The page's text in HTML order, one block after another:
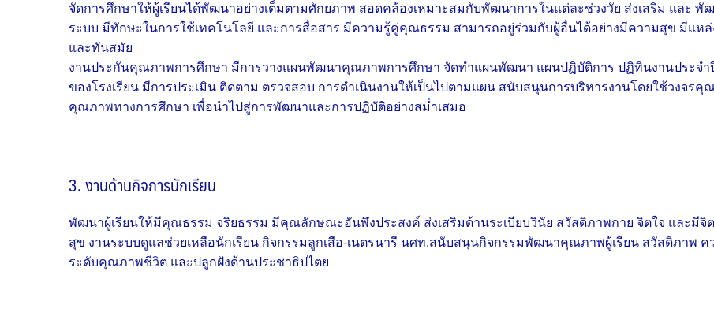
จัดการศึกษาให้ผู้เรียนได้พัฒนาอย่างเต็มตามศักยภาพ สอดคล้องเหมาะสมกับพัฒนาการในแต่ละช่วงวัย ส่งเสริม และ
ระบบ มีทักษะในการใช้เทคโนโลยี และการสื่อสาร มีความรู้คู่คุณธรรม สามารถอยู่ร่วมกับผู้อื่นได้อย่างมีความสุข มีแหล่
และทันสมัย
งานประกันคุณภาพการศึกษา มีการวางแผนพัฒนาคุณภาพการศึกษา จัดทำแผนพัฒนา แผนปฏิบัติการ ปฏิทินงานประจำ
ของโรงเรียน มีการประเมิน ติดตาม ตรวจสอบ การดำเนินงานให้เป็นไปตามแผน สนับสนุนการบริหารงานโดยใช้วงจร
คุณภาพทางการศึกษา เพื่อนำไปสู่การพัฒนาและการปฏิบัติอย่างสม่ำเสมอ
3. งานด้านกิจการนักเรียน
พัฒนาผู้เรียนให้มีคุณธรรม จริยธรรม มีคุณลักษณะอันพึงประสงค์ ส่งเสริมด้านระเบียบวินัย สวัสดิภาพกาย จิตใจ และมี
สุข งานระบบดูแลช่วยเหลือนักเรียน กิจกรรมลูกเสือ-เนตรนารี นศท.สนับสนุนกิจกรรมพัฒนาคุณภาพผู้เรียน สวัสดิภาพ
ระดับคุณภาพชีวิต และปลูกฝังด้านประชาธิปไตย